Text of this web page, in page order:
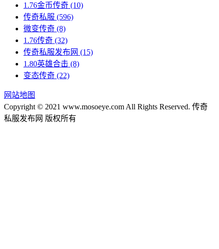
1.76金币传奇 (10)
传奇私服 (596)
微变传奇 (8)
1.76传奇 (32)
传奇私服发布网 (15)
1.80英雄合击 (8)
变态传奇 (22)
网站地图
Copyright © 2021 www.mosoeye.com All Rights Reserved. 传奇
私服发布网 版权所有